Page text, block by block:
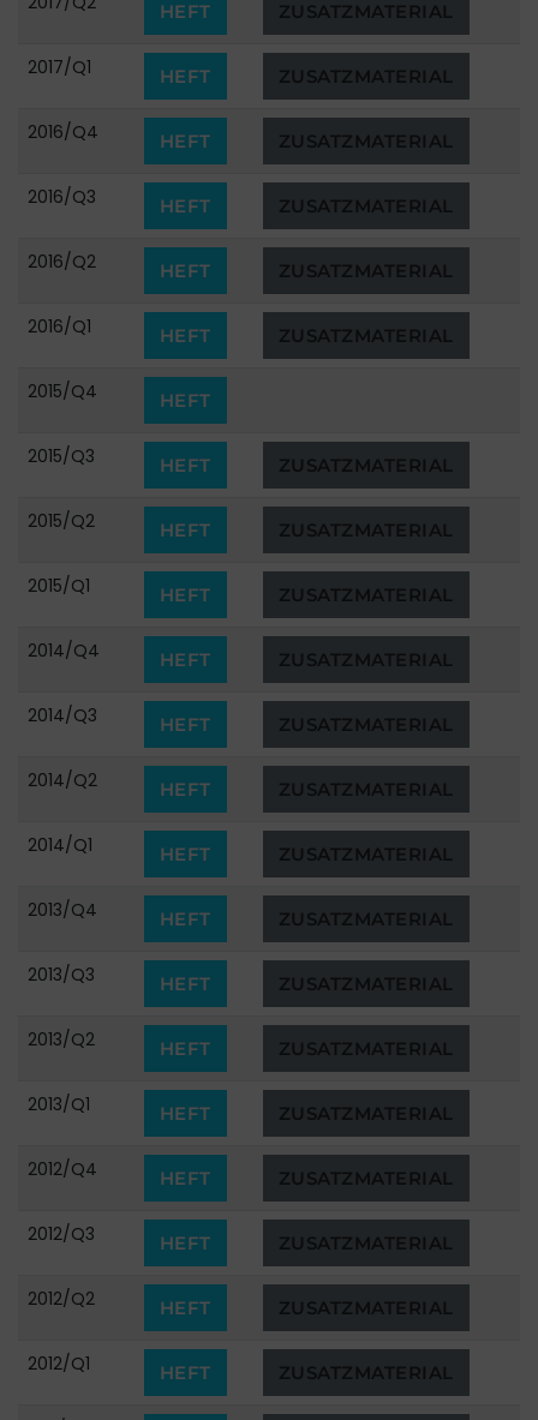
HEFT ZUSATZMATERIAL
2017/Q1 HEFT ZUSATZMATERIAL
2016/Q4 HEFT ZUSATZMATERIAL
2016/Q3 HEFT ZUSATZMATERIAL
2016/Q2 HEFT ZUSATZMATERIAL
2016/Q1 HEFT ZUSATZMATERIAL
2015/Q4 HEFT
2015/Q3 HEFT ZUSATZMATERIAL
2015/Q2 HEFT ZUSATZMATERIAL
2015/Q1 HEFT ZUSATZMATERIAL
2014/Q4 HEFT ZUSATZMATERIAL
2014/Q3 HEFT ZUSATZMATERIAL
2014/Q2 HEFT ZUSATZMATERIAL
2014/Q1 HEFT ZUSATZMATERIAL
2013/Q4 HEFT ZUSATZMATERIAL
2013/Q3 HEFT ZUSATZMATERIAL
2013/Q2 HEFT ZUSATZMATERIAL
2013/Q1 HEFT ZUSATZMATERIAL
2012/Q4 HEFT ZUSATZMATERIAL
2012/Q3 HEFT ZUSATZMATERIAL
2012/Q2 HEFT ZUSATZMATERIAL
2012/Q1 HEFT ZUSATZMATERIAL